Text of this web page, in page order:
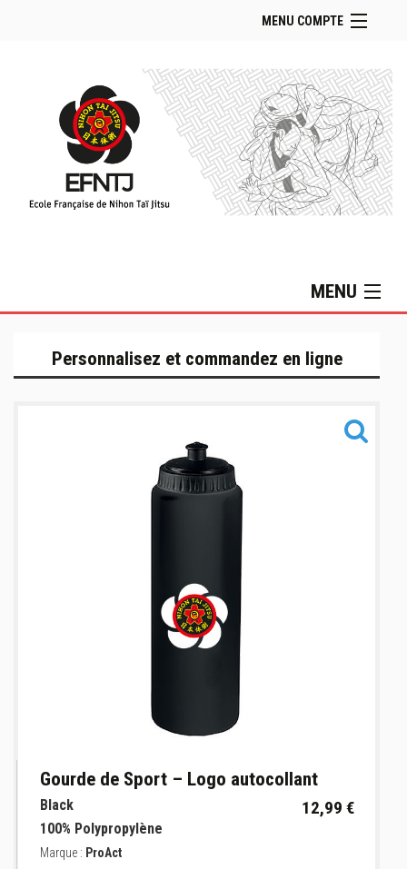
MENU COMPTE
Retour Site EFNTJ
Se connecter
Panier (vide)
MENU
Collection MIZUNO
Personnalisez et commandez en ligne
Gourde de Sport – Logo autocollant
12,99 €
Black
100% Polypropylène
Marque : ProAct